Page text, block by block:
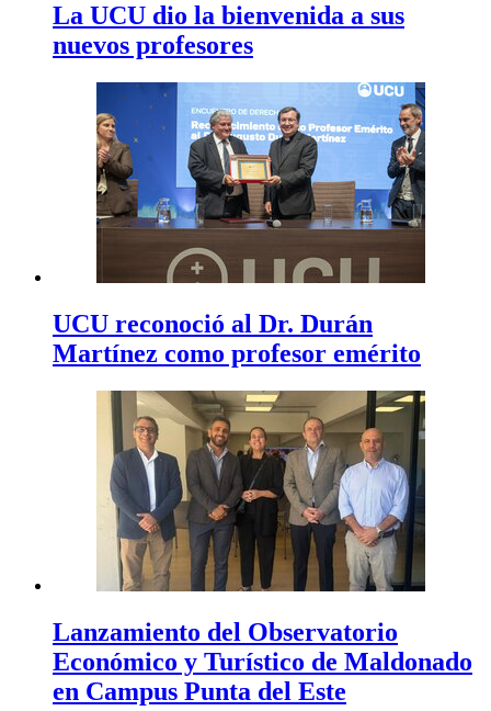
La UCU dio la bienvenida a sus
nuevos profesores
UCU reconoció al Dr. Durán
Martínez como profesor emérito
Lanzamiento del Observatorio
Económico y Turístico de Maldonado
en Campus Punta del Este